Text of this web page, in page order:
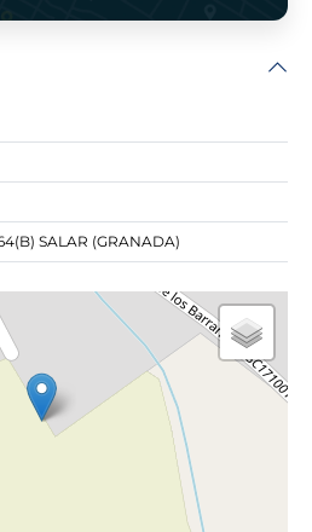
SALAR (GRANADA)